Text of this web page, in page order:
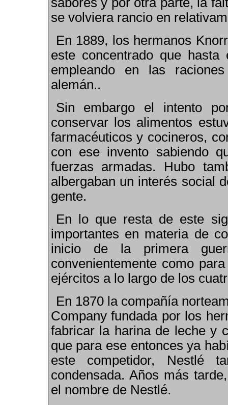
se volviera rancio en
En 1889, los hermanos
este concentrado que
empleando en las
alemán..
Sin embargo el intento
conservar los alimentos
farmacéuticos y cocineros,
con ese invento sabiendo
fuerzas armadas. Hubo
albergaban un interés social
gente.
En lo que resta de este
importantes en materia de
inicio de la primera
convenientemente como
ejércitos a lo largo de los
En 1870 la compañía
Company fundada por los
fabricar la harina de leche y
que para ese entonces ya
este competidor, Nestlé
condensada. Años más
el nombre de Nestlé.